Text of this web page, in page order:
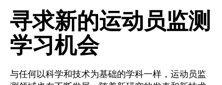
寻求新的运动员监测
学习机会
与任何以科学和技术为基础的学科一样，运动员监